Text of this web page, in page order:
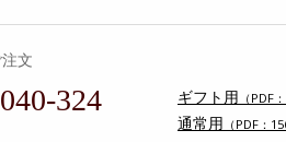
文
324 ギフト用 （PDF
通常用 （PDF：